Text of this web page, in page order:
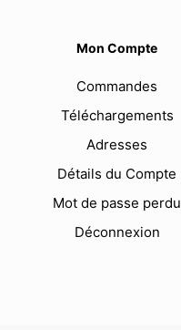
Mon Compte
Commandes
Téléchargements
Adresses
Détails du Compte
Mot de passe perdu
Déconnexion